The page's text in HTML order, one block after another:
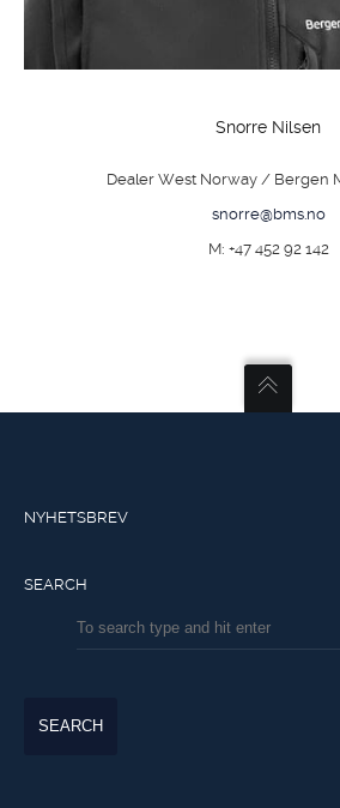
Snorre Nilsen
Dealer West Norway / Bergen
snorre@bms.no
M: +47 452 92 142
NYHETSBREV
SEARCH